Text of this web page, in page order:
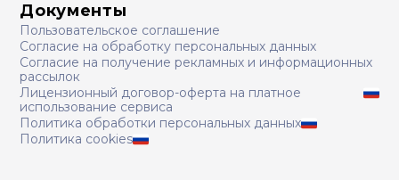
Документы
Пользовательское соглашение
Согласие на обработку персональных данных
Согласие на получение рекламных и информационных
рассылок
Лицензионный договор-оферта на платное
использование сервиса
Политика обработки персональных данных
Политика cookies